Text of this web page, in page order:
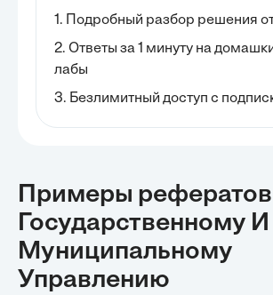
1. Подробный разбор решения от
2. Ответы за 1 минуту на
лабы
3. Безлимитный доступ с
Примеры рефератов
Государственному И
Муниципальному
Управлению